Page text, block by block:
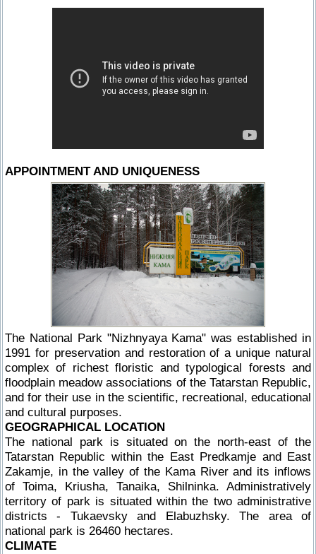
ПРОВЕРОЧНЫЙ ЛИСТ,
ИСПОЛЬЗОВАНИЯ ООПТ
ФЕДЕРАЛЬНОГО ЗНАЧЕНИЯ
ПРОГРАММА ПРОФИЛАКТИКИ
МЕРОПРИЯТИЙ
ЗАПРАШИВАТЬСЯ
(НАДЗОРНЫМ) ОРГАНОМ У
КОНТРОЛИРУЕМОГО ЛИЦА
APPOINTMENT AND UNIQUENESS
The National Park "Nizhnyaya Kama" was established in
1991 for preservation and restoration of a unique natural
complex of richest floristic and typological forests and
floodplain meadow associations of the Tatarstan Republic,
and for their use in the scientific, recreational, educational
and cultural purposes.
GEOGRAPHICAL LOCATION
The national park is situated on the north-east of the
Tatarstan Republic within the East Predkamje and East
Zakamje, in the valley of the Kama River and its inflows
of Toima, Kriusha, Tanaika, Shilninka. Administratively
territory of park is situated within the two administrative
districts - Tukaevsky and Elabuzhsky. The area of
national park is 26460 hectares.
CLIMATE